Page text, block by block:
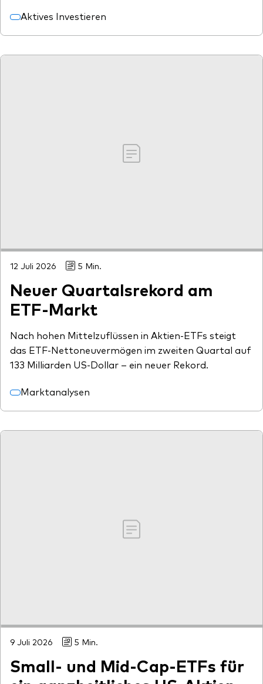
Aktives Investieren
12 Juli 2026 5 Min.
Neuer Quartalsrekord am
ETF-Markt
Nach hohen Mittelzuflüssen in Aktien-ETFs steigt
das ETF-Nettoneuvermögen im zweiten Quartal auf
133 Milliarden US-Dollar – ein neuer Rekord.
Marktanalysen
9 Juli 2026 5 Min.
Small- und Mid-Cap-ETFs für